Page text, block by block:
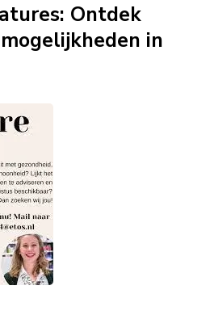
Ontdek
in